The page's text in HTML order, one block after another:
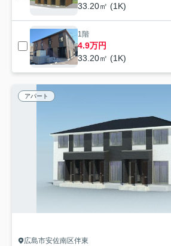
33.20㎡ (1K)
1階
4.9万円
33.20㎡ (1K)
アパート
広島市安佐南区伴東